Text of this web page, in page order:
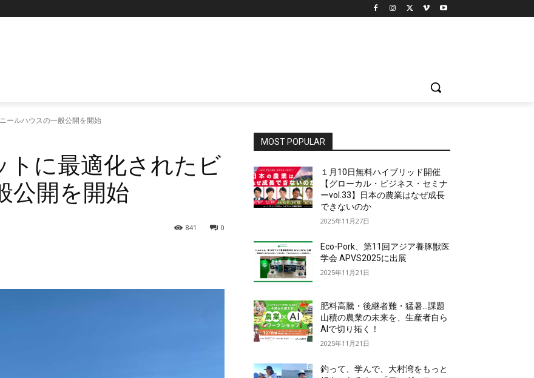
ールハウスの一般公開を開始
トに最適化されたビ
公開を開始
0
841
MOST POPULAR
１月10日無料ハイブリッド開催
【グローカル・ビジネス・セミナ
ーvol.33】日本の農業はなぜ成長
できないのか
2025年11月27日
Eco-Pork、第11回アジア養豚獣医
学会 APVS2025に出展
2025年11月21日
肥料高騰・後継者難・猛暑…課題
山積の農業の未来を、生産者自ら
AIで切り拓く！
2025年11月21日
釣って、学んで、大村湾をもっと